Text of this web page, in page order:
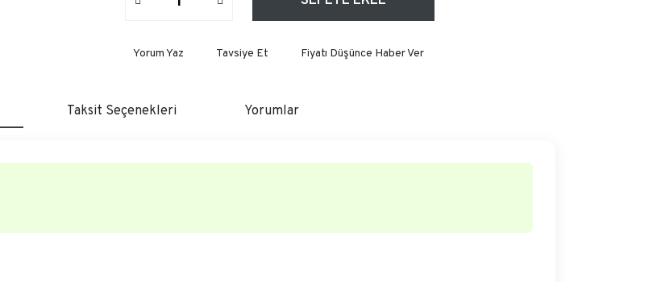
Yorum Yaz Tavsiye Et Fiyatı Düşünce Haber Ver
Taksit Seçenekleri Yorumlar